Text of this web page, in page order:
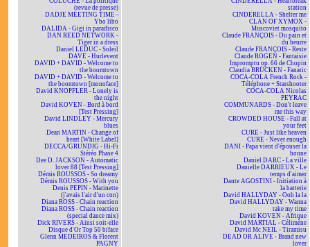
(revue de presse)
DADJE MEETING TIME -
Ybo libo
DALIDA - Gigi in paradisco
DAN REED NETWORK -
Tiger in a dress
Daniel LEDUC - Soleil
DAVE - Hurlevent
DAVID + DAVID - Welcome to
the boomtown
DAVID + DAVID - Welcome to
the boomtown [monoface]
David KNOPFLER - Lonely is
the night
David KOVEN - Bord à bord
[Test Pressing]
David LINDLEY - Mercury
blues
Dean MARTIN - Change of
heart [White Label]
DECCA/GRUNDIG - Hi-Fi
Stéréo Phase 4
Dee D. JACKSON - Automatic
lover 88 [Test Pressing]
Démis ROUSSOS - So dreamy
Démis ROUSSOS - With you
Denis PEPIN - Marinette
(j'avais l'air d'un con)
Diana ROSS - Chain reaction
Diana ROSS - Chain reaction
(special dance mix)
Dick RIVERS - Ainsi soit-elle
Disque d'Or Top 50 biface
Glenn MEDEIROS & Florent
PAGNY
station
CINDERELLA - Shelter me
CLAN OF XYMOX -
Muscoviet mosquito
Claude FRANÇOIS - Du pain et
du beurre
Claude FRANÇOIS - Reste
Claude ROGEN - Fantaisie
Impromptu op. 66 de Chopin
Claudia BRÜCKEN - Fanatic
COCA-COLA French Rock -
Téléphone + Starshooter
COCA-COLA Nicolas
PEYRAC
COMMUNARDS - Don't leave
me this way
CROWDED HOUSE - Fall at
your feet
CURE - Just like heaven
CURE - Never enough
DANI - Papa vient d'épouser la
bonne
Daniel DARC - La ville
Danielle DARRIEUX - Le
temps d'aimer
Dante AGOSTINI - Initiation à
la batterie
David HALLYDAY - Ooh la la
David HALLYDAY - Wanna
take my time
David KOVEN - Afrique
David MARTIAL - Célimène
David Mc NEIL - Tiramisu
DEAD OR ALIVE - Brand new
lover